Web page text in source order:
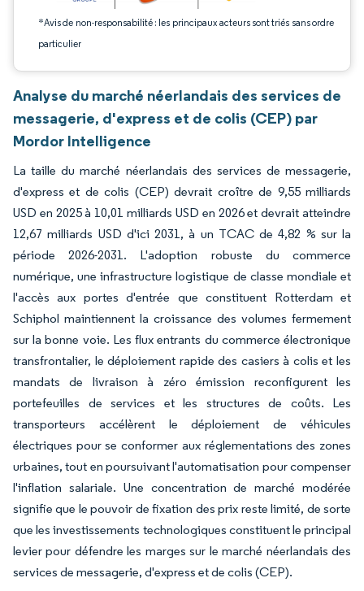
*Avis de non-responsabilité : les principaux acteurs sont triés sans ordre
particulier
Analyse du marché néerlandais des services de
messagerie, d'express et de colis (CEP) par
Mordor Intelligence
La taille du marché néerlandais des services de messagerie,
d'express et de colis (CEP) devrait croître de 9,55 milliards
USD en 2025 à 10,01 milliards USD en 2026 et devrait atteindre
12,67 milliards USD d'ici 2031, à un TCAC de 4,82 % sur la
période 2026-2031. L'adoption robuste du commerce
numérique, une infrastructure logistique de classe mondiale et
l'accès aux portes d'entrée que constituent Rotterdam et
Schiphol maintiennent la croissance des volumes fermement
sur la bonne voie. Les flux entrants du commerce électronique
transfrontalier, le déploiement rapide des casiers à colis et les
mandats de livraison à zéro émission reconfigurent les
portefeuilles de services et les structures de coûts. Les
transporteurs accélèrent le déploiement de véhicules
électriques pour se conformer aux réglementations des zones
urbaines, tout en poursuivant l'automatisation pour compenser
l'inflation salariale. Une concentration de marché modérée
signifie que le pouvoir de fixation des prix reste limité, de sorte
que les investissements technologiques constituent le principal
levier pour défendre les marges sur le marché néerlandais des
services de messagerie, d'express et de colis (CEP).